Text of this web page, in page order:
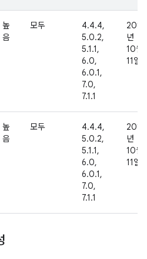
높
음
모두
4.4.4,
5.0.2,
5.1.1,
6.0,
6.0.1,
7.0,
7.1.1
2016
년
10월
11일
높
음
모두
4.4.4,
5.0.2,
5.1.1,
6.0,
6.0.1,
7.0,
7.1.1
2016
년
10월
11일